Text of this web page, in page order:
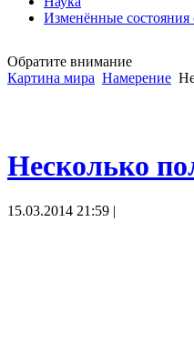
Изменённые состояния
Обратите внимание
Картина мира Намерение
Несколько
15.03.2014 21:59 |